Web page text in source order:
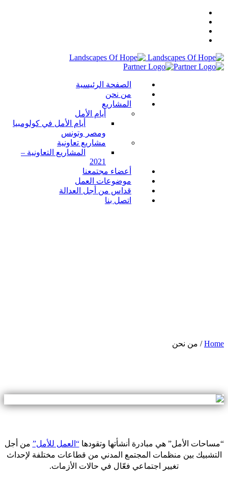
الصفحة الرئيسية
من نحن
المشاريع
أيام الأمل
أيام الأمل في كولومبيا
ومصر وتونس
مشاريع تعاونية
المشاريع التعاونية –
أعضاء مجتمعنا
موضوعات العمل
قداس من أجل العدالة
اتصل بنا
/من نحن
الأمل” هي مبادرة أنشأتها وتقودها“العمل للأمل”من أجل
بين منظمات المجتمع المدني من قطاعات مختلفة لإحداث
تغيير اجتماعي فعّال في حالات الأزمات.